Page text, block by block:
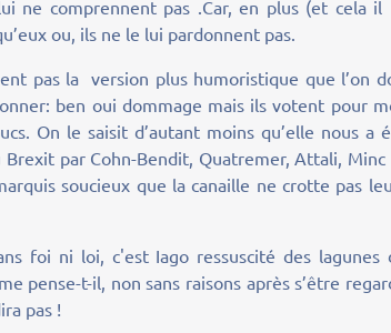
ne comprennent pas .Car, en plus (et cela il
ou, ils ne le lui pardonnent pas.
pas la version plus humoristique que l’on
ben oui dommage mais ils votent pour
On le saisit d’autant moins qu’elle nous a
par Cohn-Bendit, Quatremer, Attali,
soucieux que la canaille ne crotte pas
foi ni loi, c'est Iago ressuscité des lagunes
pense-t-il, non sans raisons après s’être
pas !